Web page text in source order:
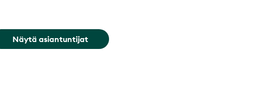
Näytä asiantuntijat